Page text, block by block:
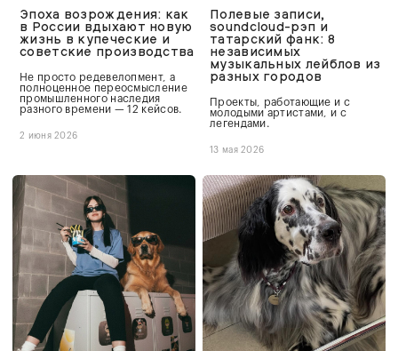
Эпоха возрождения: как
в России вдыхают новую
жизнь в купеческие и
советские производства
Не просто редевелопмент, а
полноценное переосмысление
промышленного наследия
разного времени — 12 кейсов.
2 июня 2026
Полевые записи,
soundcloud-рэп и
татарский фанк: 8
независимых
музыкальных лейблов из
разных городов
Проекты, работающие и с
молодыми артистами, и с
легендами.
13 мая 2026